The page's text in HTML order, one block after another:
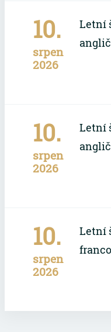
10.
srpen
2026
Letní
10.
srpen
2026
Letní
10.
srpen
2026
Letní